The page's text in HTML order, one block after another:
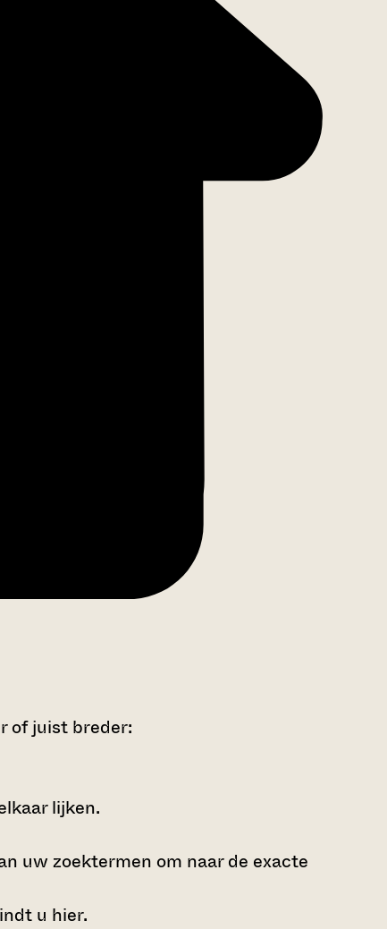
of juist breder:
lijken.
uw zoektermen om naar de exacte
u hier.